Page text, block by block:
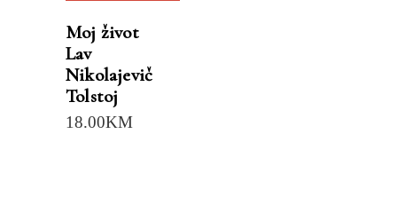
Moj život
Lav
Nikolajevič
Tolstoj
18.00KM